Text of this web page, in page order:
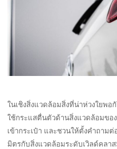
ในเชิงสิ่งแวดล้อมสิ่งที่น่าห่วงใยพอ
ใช้กระแสตื่นตัวด้านสิ่งแวดล้อมขอ
เข้ากระเป๋า และชวนให้ตั้งคำถาม
มิตรกับสิ่งแวดล้อมระดับเวิลด์คลา